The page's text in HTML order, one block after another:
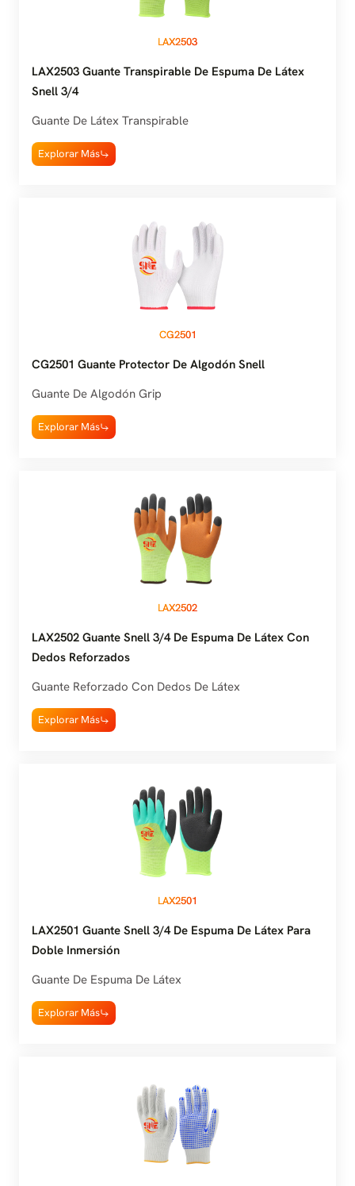
LAX2503
LAX2503 Guante Transpirable De Espuma De Látex
Snell 3/4
Guante De Látex Transpirable
Explorar Más
CG2501
CG2501 Guante Protector De Algodón Snell
Guante De Algodón Grip
Explorar Más
LAX2502
LAX2502 Guante Snell 3/4 De Espuma De Látex Con
Dedos Reforzados
Guante Reforzado Con Dedos De Látex
Explorar Más
LAX2501
LAX2501 Guante Snell 3/4 De Espuma De Látex Para
Doble Inmersión
Guante De Espuma De Látex
Explorar Más